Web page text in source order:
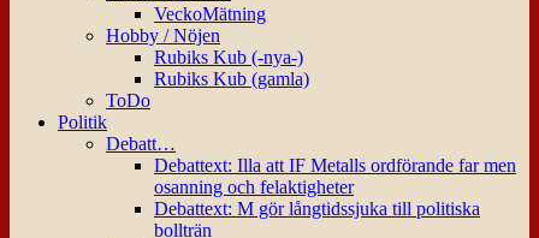
VeckoMätning
Hobby / Nöjen
Rubiks Kub (-nya-)
Rubiks Kub (gamla)
ToDo
Politik
Debatt…
Debattext: Illa att IF Metalls ordförande far men
osanning och felaktigheter
Debattext: M gör långtidssjuka till politiska
bollträn